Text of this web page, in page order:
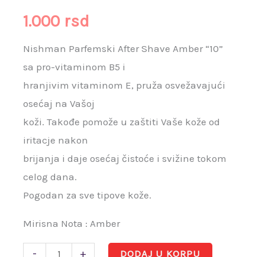
1.000 rsd
Nishman Parfemski After Shave Amber “10”
sa pro-vitaminom B5 i
hranjivim vitaminom E, pruža osvežavajući
osećaj na Vašoj
koži. Takođe pomože u zaštiti Vaše kože od
iritacje nakon
brijanja i daje osećaj čistoće i svižine tokom
celog dana.
Pogodan za sve tipove kože.
Mirisna Nota : Amber
- + DODAJ U KORPU